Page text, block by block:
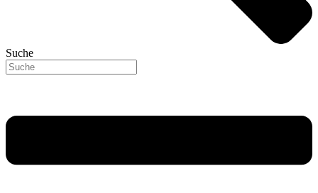
Suche